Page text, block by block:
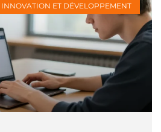
INNOVATION ET DÉVELOPPEMENT